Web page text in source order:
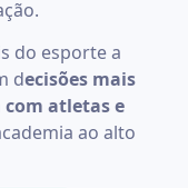
do esporte a
decisões mais
atletas e
ao alto